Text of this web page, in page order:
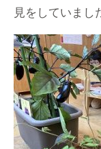
見をしていまし